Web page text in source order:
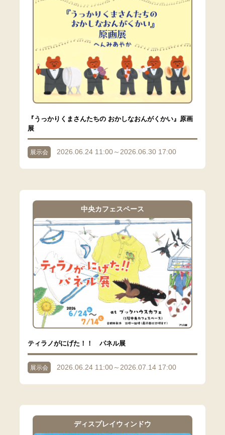
『うっかりくまさんたちの おかしなおんがくかい』原画
展
展示会 2026.06.24 11:00～2026.06.30 17:00
中央カフェスペース
ティラノがにげた！！ パネル展
展示会 2026.06.24 11:00～2026.07.14 17:00
ディスプレイウィンドウ